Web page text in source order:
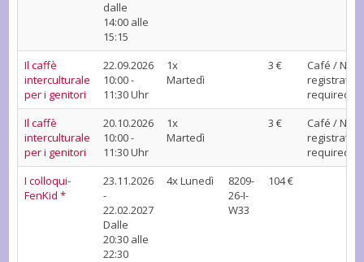
dalle
14:00 alle
15:15
Il caffè
interculturale
per i genitori
22.09.2026
10:00 -
11:30 Uhr
1x
Martedì
3 €
Café / No
registration
required
Il caffè
interculturale
per i genitori
20.10.2026
10:00 -
11:30 Uhr
1x
Martedì
3 €
Café / No
registration
required
I colloqui-
FenKid *
23.11.2026
-
22.02.2027
Dalle
20:30 alle
22:30
4x Lunedì
8209-
26-I-
W33
104 €